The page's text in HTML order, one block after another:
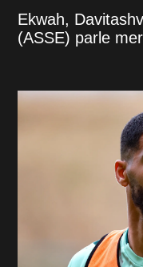
Ekwah,
(ASSE) parle